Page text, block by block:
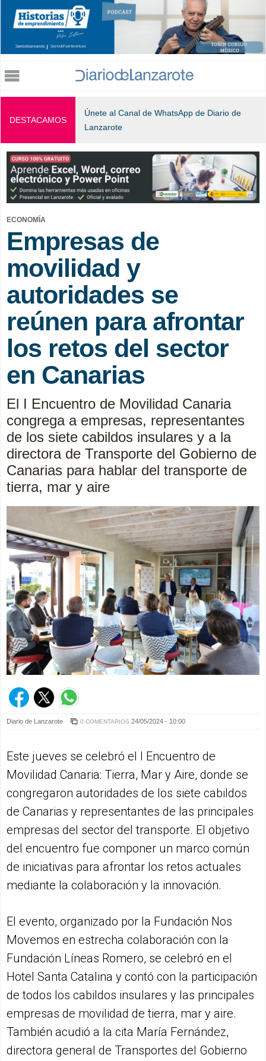
Jump to navigation
DESTACAMOS
Únete al Canal de WhatsApp de Diario de
Lanzarote
ECONOMÍA
Empresas de
movilidad y
autoridades se
reúnen para afrontar
los retos del sector
en Canarias
El I Encuentro de Movilidad Canaria
congrega a empresas, representantes
de los siete cabildos insulares y a la
directora de Transporte del Gobierno de
Canarias para hablar del transporte de
tierra, mar y aire
Diario de Lanzarote 0 COMENTARIOS 24/05/2024 - 10:00
Este jueves se celebró el I Encuentro de
Movilidad Canaria: Tierra, Mar y Aire, donde se
congregaron autoridades de los siete cabildos
de Canarias y representantes de las principales
empresas del sector del transporte. El objetivo
del encuentro fue componer un marco común
de iniciativas para afrontar los retos actuales
mediante la colaboración y la innovación.
El evento, organizado por la Fundación Nos
Movemos en estrecha colaboración con la
Fundación Líneas Romero, se celebró en el
Hotel Santa Catalina y contó con la participación
de todos los cabildos insulares y las principales
empresas de movilidad de tierra, mar y aire.
También acudió a la cita María Fernández,
directora general de Transportes del Gobierno